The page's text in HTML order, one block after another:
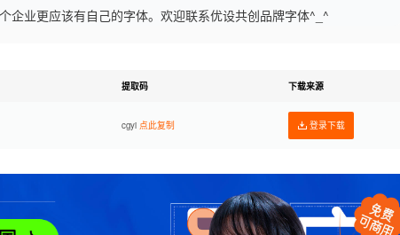
企业更应该有自己的字体。欢迎联系优设共创品牌字体^_^
提取码 下载来源
cgyi 点此复制 登录下载